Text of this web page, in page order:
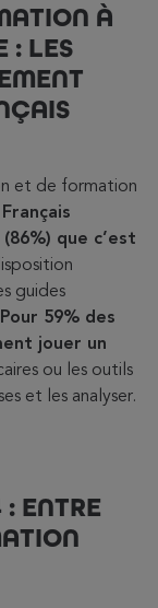
À
: LES
et de formation
Français
que c’est
guides
Pour 59% des
jouer un
ou les outils
et les analyser.
ENTRE